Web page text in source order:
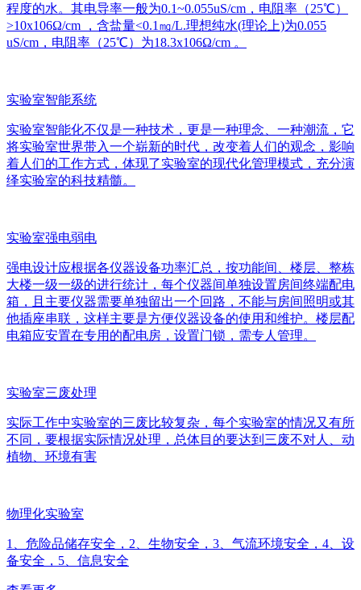
程度的水。其电导率一般为0.1~0.055uS/cm，电阻率（25℃）
>10x106Ω/cm ，含盐量<0.1㎎/L.理想纯水(理论上)为0.055
uS/cm，电阻率（25℃）为18.3x106Ω/cm 。
实验室智能系统
实验室智能化不仅是一种技术，更是一种理念、一种潮流，它
将实验室世界带入一个崭新的时代，改变着人们的观念，影响
着人们的工作方式，体现了实验室的现代化管理模式，充分演
绎实验室的科技精髓。
实验室强电弱电
强电设计应根据各仪器设备功率汇总，按功能间、楼层、整栋
大楼一级一级的进行统计，每个仪器间单独设置房间终端配电
箱，且主要仪器需要单独留出一个回路，不能与房间照明或其
他插座串联，这样主要是方便仪器设备的使用和维护。楼层配
电箱应安置在专用的配电房，设置门锁，需专人管理。
实验室三废处理
实际工作中实验室的三废比较复杂，每个实验室的情况又有所
不同，要根据实际情况处理，总体目的要达到三废不对人、动
植物、环境有害
物理化实验室
1、危险品储存安全，2、生物安全，3、气流环境安全，4、设
备安全，5、信息安全